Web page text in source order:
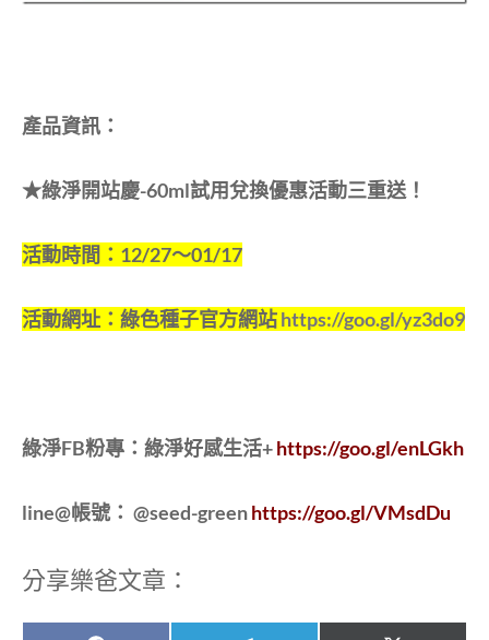
產品資訊：
★綠淨開站慶-60ml試用兌換優惠活動三重送！
活動時間：12/27～01/17
活動網址：綠色種子官方網站https://goo.gl/yz3do9
綠淨FB粉專：綠淨好感生活+https://goo.gl/enLGkh
line@帳號： @seed-greenhttps://goo.gl/VMsdDu
分享樂爸文章：